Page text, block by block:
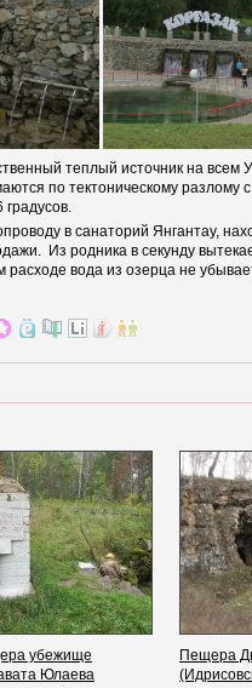
теплый источник на всем
по тектоническому
градусов.
в санаторий Янгантау,
Из родника в секунду
вода из озерца не
убежище
Юлаева
Пещера